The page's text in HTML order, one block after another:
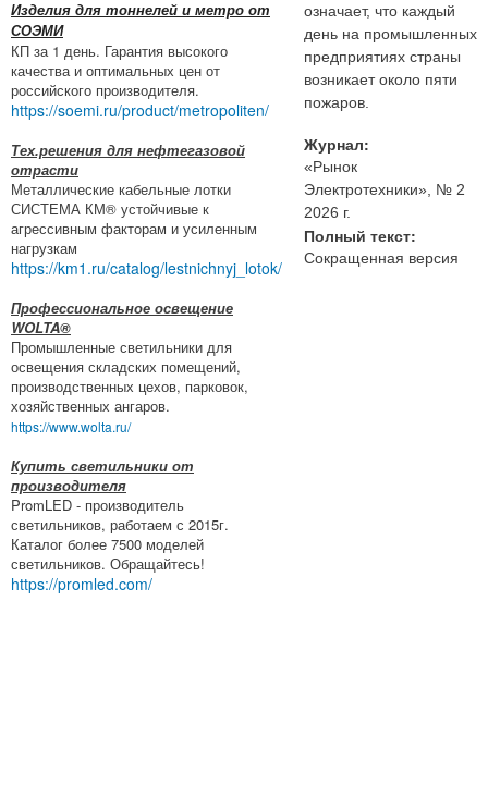
Изделия для тоннелей и метро от
СОЭМИ
КП за 1 день. Гарантия высокого
качества и оптимальных цен от
российского производителя.
https://soemi.ru/product/metropoliten/
Тех.решения для нефтегазовой
отрасти
Металлические кабельные лотки
СИСТЕМА КМ® устойчивые к
агрессивным факторам и усиленным
нагрузкам
https://km1.ru/catalog/lestnichnyj_lotok/
Профессиональное освещение
WOLTA®
Промышленные светильники для
освещения складских помещений,
производственных цехов, парковок,
хозяйственных ангаров.
https://www.wolta.ru/
Купить светильники от
производителя
PromLED - производитель
светильников, работаем с 2015г.
Каталог более 7500 моделей
светильников. Обращайтесь!
https://promled.com/
означает, что каждый
день на промышленных
предприятиях страны
возникает около пяти
пожаров.
Журнал:
«Рынок
Электротехники», № 2
2026 г.
Полный текст:
Сокращенная версия